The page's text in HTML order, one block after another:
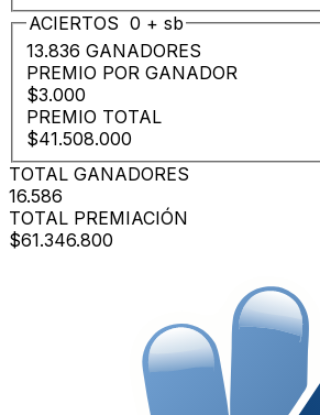
ACIERTOS 0 + sb
13.836 GANADORES
PREMIO POR GANADOR
$3.000
PREMIO TOTAL
$41.508.000
TOTAL GANADORES
16.586
TOTAL PREMIACIÓN
$61.346.800